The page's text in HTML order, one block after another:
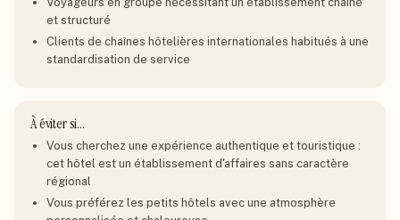
et structuré
Clients de chaînes hôtelières internationales habitués à une
standardisation de service
À éviter si…
Vous cherchez une expérience authentique et touristique :
cet hôtel est un établissement d'affaires sans caractère
régional
Vous préférez les petits hôtels avec une atmosphère